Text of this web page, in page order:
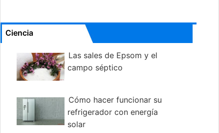
Ciencia
Las sales de Epsom y el
campo séptico
Cómo hacer funcionar su
refrigerador con energía
solar